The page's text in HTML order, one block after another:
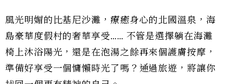
風光明媚的比基尼沙灘，療癒身心的北國溫泉，海
島豪華度假村的奢華享受…… 不管是選擇躺在海灘
椅上沐浴陽光，還是在泡湯之餘再來個護膚按摩，
準備好享受一個慵懶時光了嗎？通過旅遊，將讓你